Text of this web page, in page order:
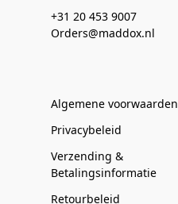
+31 20 453 9007
Orders@maddox.nl
Algemene voorwaarden
Privacybeleid
Verzending &
Betalingsinformatie
Retourbeleid